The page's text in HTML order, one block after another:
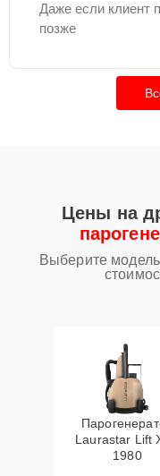
Даже если клиент
позже
Цены на
Выберите
Laurastar Lift
1980